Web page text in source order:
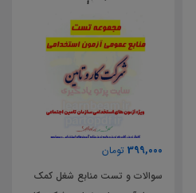
399,000 تومان
سوالات و تست منابع شغل کمک